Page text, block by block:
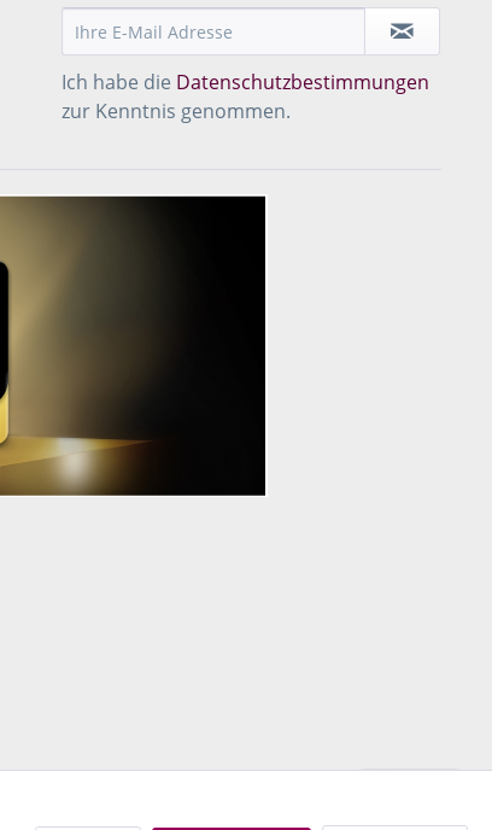
Ich habe die Datenschutzbestimmungen
zur Kenntnis genommen.